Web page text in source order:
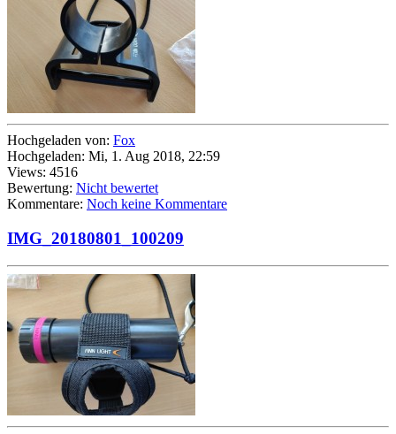
Hochgeladen von: Fox
Hochgeladen: Mi, 1. Aug 2018, 22:59
Views: 4516
Bewertung: Nicht bewertet
Kommentare: Noch keine Kommentare
IMG_20180801_100209